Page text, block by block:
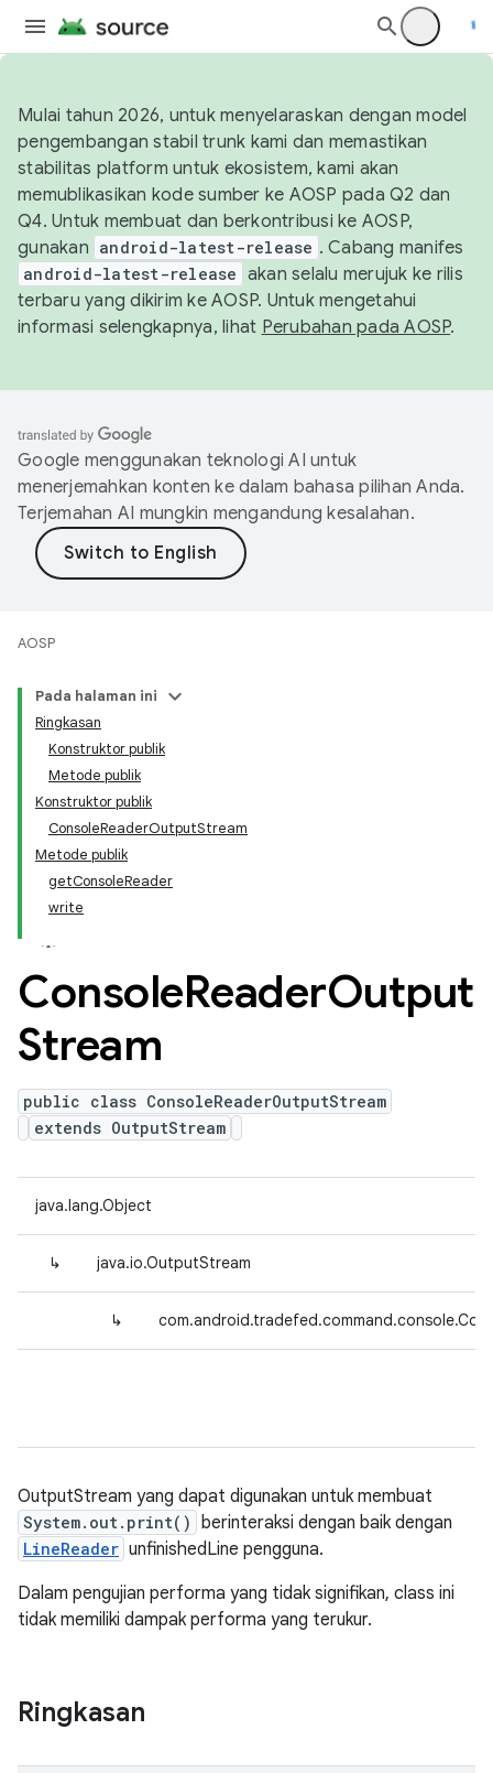
Mulai tahun 2026, untuk menyelaraskan dengan model
pengembangan stabil trunk kami dan memastikan
stabilitas platform untuk ekosistem, kami akan
memublikasikan kode sumber ke AOSP pada Q2 dan
Q4. Untuk membuat dan berkontribusi ke AOSP,
gunakan android-latest-release . Cabang manifes
android-latest-release akan selalu merujuk ke rilis
terbaru yang dikirim ke AOSP. Untuk mengetahui
informasi selengkapnya, lihat Perubahan pada AOSP.
Google menggunakan teknologi AI untuk
menerjemahkan konten ke dalam bahasa pilihan Anda.
Terjemahan AI mungkin mengandung kesalahan.
AOSP
Pada halaman ini
Ringkasan
Konstruktor publik
Metode publik
Konstruktor publik
ConsoleReaderOutputStream
Metode publik
getConsoleReader
write
ConsoleReaderOutput
Stream
public class ConsoleReaderOutputStream
extends OutputStream
java.lang.Object
↳ java.io.OutputStream
↳
OutputStream yang dapat digunakan untuk membuat
System.out.print() berinteraksi dengan baik dengan
LineReader unfinishedLine pengguna.
Dalam pengujian performa yang tidak signifikan, class ini
tidak memiliki dampak performa yang terukur.
Ringkasan